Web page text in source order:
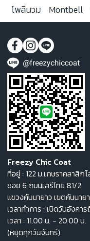
โพลีนวม
Montbell
@freezychiccoat
Freezy Chic Coat
ที่อยู่ : 122 ม.เกษราคลาสิก
ซอย 6 ถนนเสรีไทย 81/2
แขวงคันนายาว เขตคันนาย
เวลาทำการ : เปิดวันอังคา
เวลา : 11.00 น. - 20.00 น.
(หยุดทุกวันจันทร์)